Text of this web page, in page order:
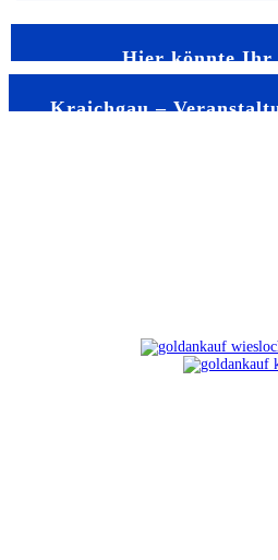
Hier könnte Ihr
Kraichgau –